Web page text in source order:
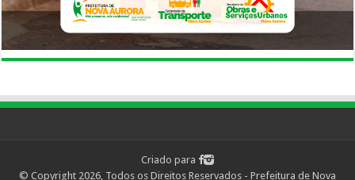
Criado para
© Copyright 2026, Todos os Direitos Reservados - Prefeitura de Nova